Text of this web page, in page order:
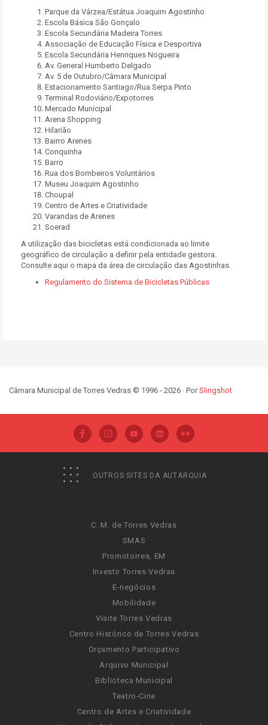
Parque da Várzea/Estátua Joaquim Agostinho
Escola Básica São Gonçalo
Escola Secundária Madeira Torres
Associação de Educação Física e Desportiva
Escola Secundária Henriques Nogueira
Av. General Humberto Delgado
Av. 5 de Outubro/Câmara Municipal
Estacionamento Santiago/Rua Serpa Pinto
Terminal Rodoviário/Expotorres
Mercado Municipal
Arena Shopping
Hilarião
Bairro Arenes
Conquinha
Barro
Rua dos Bombeiros Voluntários
Museu Joaquim Agostinho
Choupal
Centro de Artes e Criatividade
Varandas de Arenes
Soerad
A utilização das bicicletas está condicionada ao limite
geográfico de circulação a definir pela entidade gestora.
Consulte aqui o mapa da área de circulação das Agostinhas.
Regulamento do Sistema de Bicicletas Públicas
Câmara Municipal de Torres Vedras © 1996 - 2026 · PorSlingshot
OUTROS SITES DA AUTARQUIA
C. M. de Torres Vedras
SMAS
Promotorres, EM
Investir Torres Vedras
E-negócios
Mobilidade
Visite Torres Vedras
Centro Histórico de Torres Vedras
Orçamento Participativo
Arquivo Municipal
Biblioteca Municipal
Teatro-Cine
Centro de Artes e Criatividade